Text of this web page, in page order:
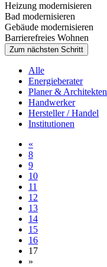
Heizung modernisieren
Bad modernisieren
Gebäude modernisieren
Barrierefreies Wohnen
Zum nächsten Schritt
Alle
Energieberater
Planer & Architekten
Handwerker
Hersteller / Handel
Institutionen
«
8
9
10
11
12
13
14
15
16
17
»